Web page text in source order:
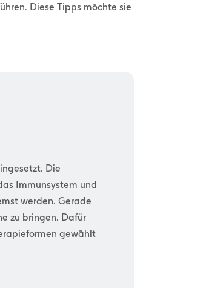
Diese Tipps möchte sie
Die
Immunsystem und
werden. Gerade
zu bringen. Dafür
gewählt